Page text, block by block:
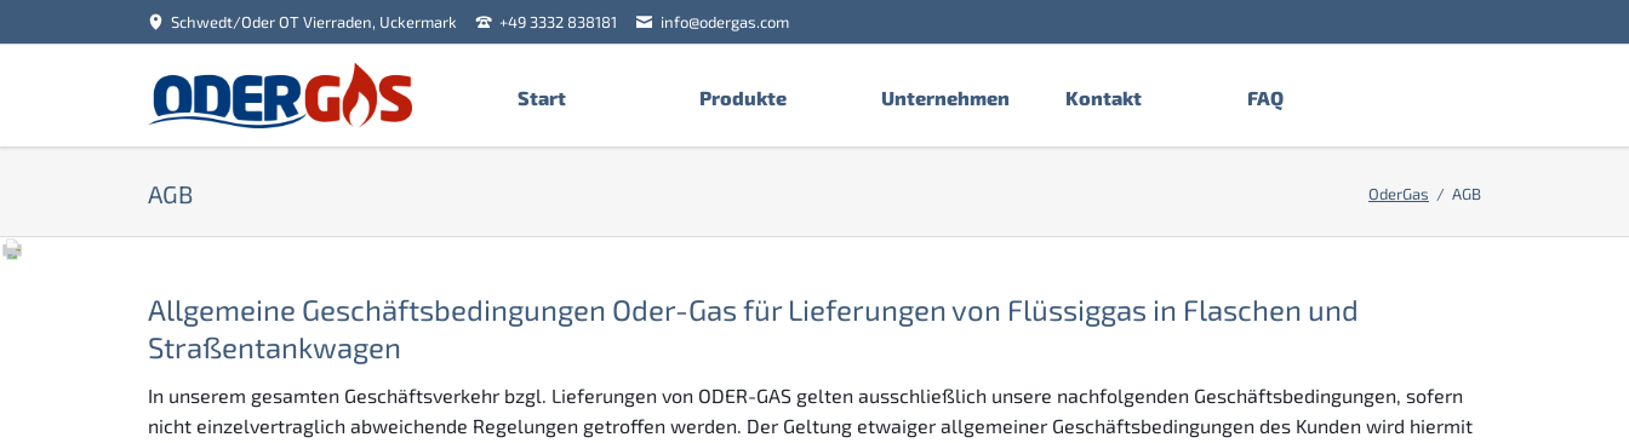
Schwedt/Oder OT Vierraden, Uckermark +49 3332 838181 info@odergas.com
Start Produkte Unternehmen Kontakt FAQ
AGB OderGas AGB
Allgemeine Geschäftsbedingungen Oder-Gas für Lieferungen von Flüssiggas in Flaschen und
Straßentankwagen
In unserem gesamten Geschäftsverkehr bzgl. Lieferungen von ODER-GAS gelten ausschließlich unsere nachfolgenden Geschäftsbedingungen, sofern
nicht einzelvertraglich abweichende Regelungen getroffen werden. Der Geltung etwaiger allgemeiner Geschäftsbedingungen des Kunden wird hiermit